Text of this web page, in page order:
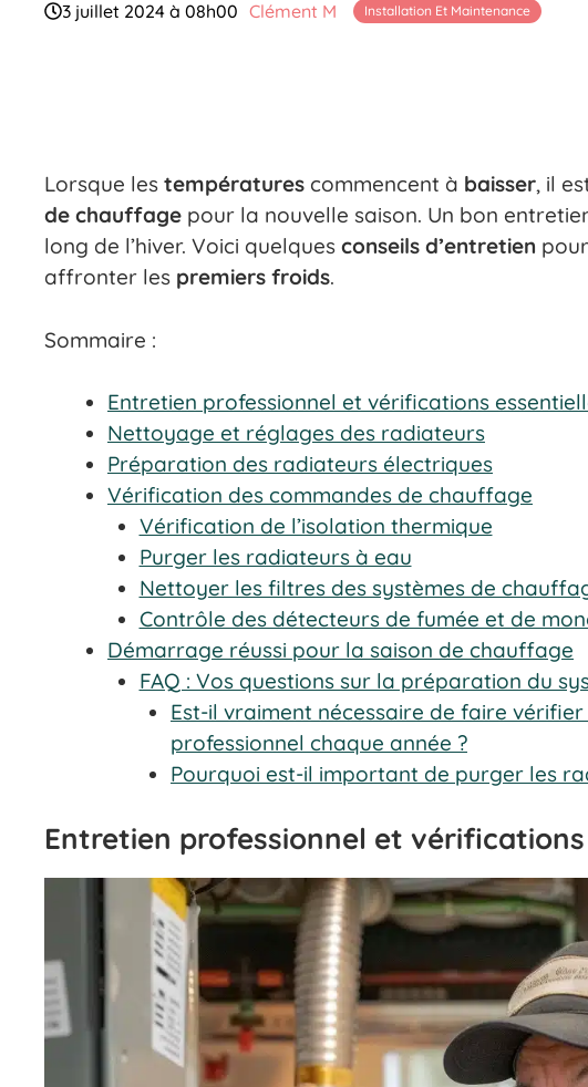
3 juillet 2024 à 08h00 Clément M Installation Et Maintenance
Lorsque les températures commencent à baisser, il
de chauffage pour la nouvelle saison. Un bon
long de l’hiver. Voici quelques conseils d’entretien
affronter les premiers froids.
Sommaire :
Entretien professionnel et vérifications
Nettoyage et réglages des radiateurs
Préparation des radiateurs électriques
Vérification des commandes de chauffage
Vérification de l’isolation thermique
Purger les radiateurs à eau
Nettoyer les filtres des systèmes de
Contrôle des détecteurs de fumée et de
Démarrage réussi pour la saison de chauffage
FAQ : Vos questions sur la préparation du
Est-il vraiment nécessaire de faire
professionnel chaque année ?
Pourquoi est-il important de purger les
Entretien professionnel et